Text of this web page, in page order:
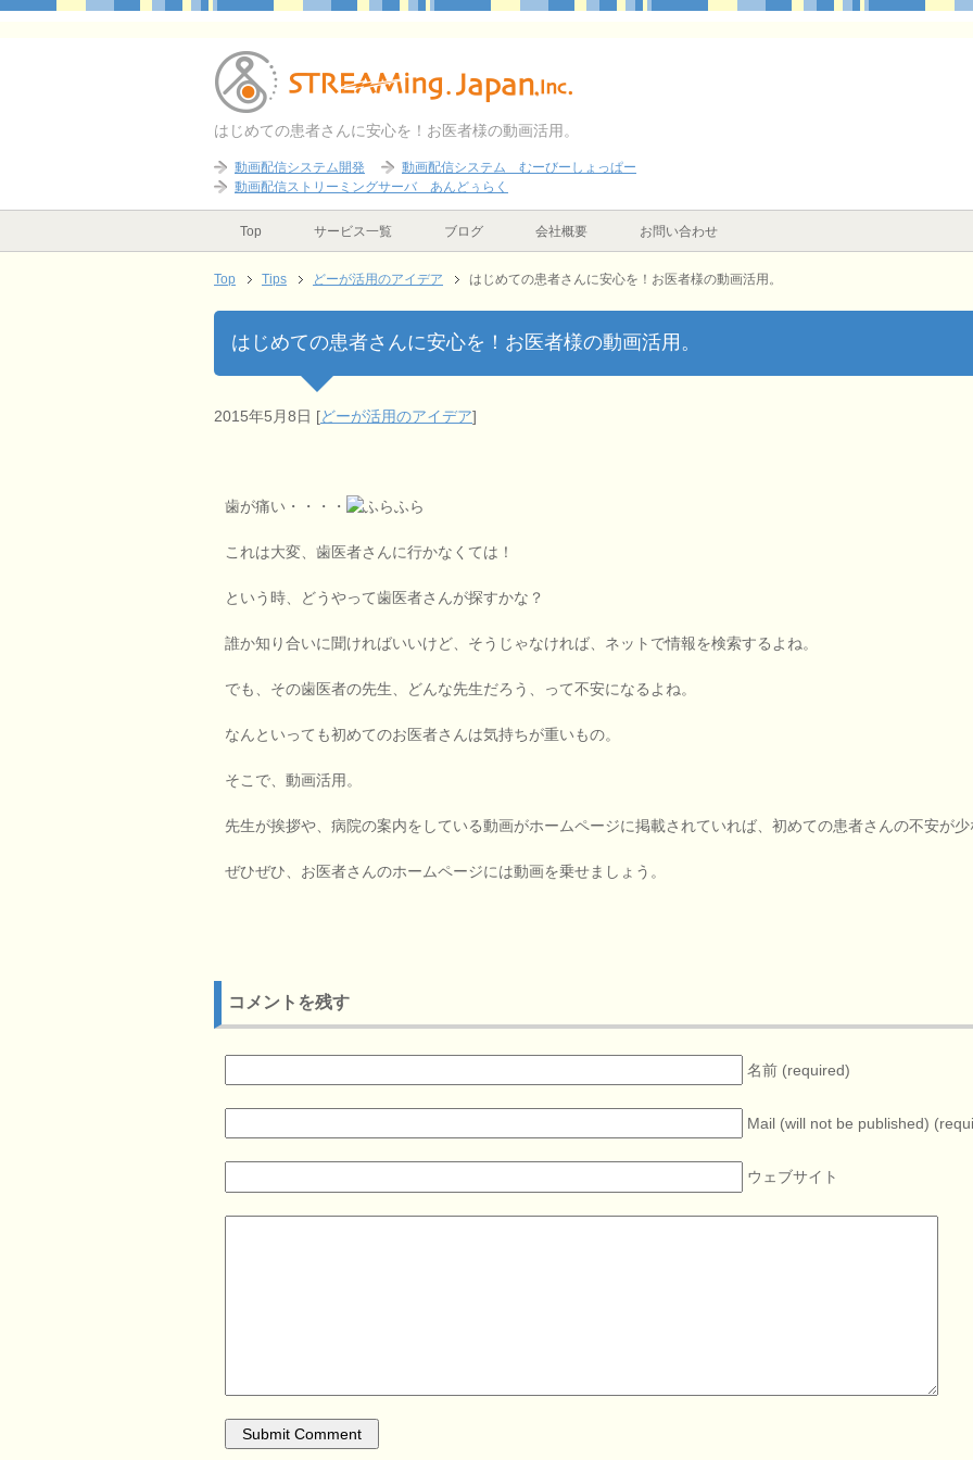
はじめての患者さんに安心を！お医者様の動画活用。
動画配信システム開発
動画配信システム むーびーしょっぱー
動画配信ストリーミングサーバ あんどぅらく
Top サービス一覧 ブログ 会社概要 お問い合わせ
Top Tips どーが活用のアイデア はじめての患者さんに安心を！お医者様の動画活用。
はじめての患者さんに安心を！お医者様の動画活用。
2015年5月8日 [どーが活用のアイデア]
歯が痛い・・・・
これは大変、歯医者さんに行かなくては！
という時、どうやって歯医者さんが探すかな？
誰か知り合いに聞ければいいけど、そうじゃなければ、ネットで情報を検索するよね。
でも、その歯医者の先生、どんな先生だろう、って不安になるよね。
なんといっても初めてのお医者さんは気持ちが重いもの。
そこで、動画活用。
先生が挨拶や、病院の案内をしている動画がホームページに掲載されていれば、初めての患者さんの不安が少
ぜひぜひ、お医者さんのホームページには動画を乗せましょう。
コメントを残す
名前 (required)
Mail (will not be published)
ウェブサイト